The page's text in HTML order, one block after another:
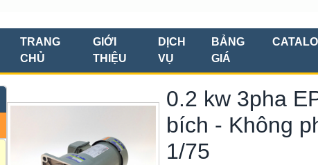
TRANG
CHỦ
GIỚI
THIỆU
DỊCH
VỤ
BẢNG
GIÁ
0.2 kw 3pha
bích - Không
1/75